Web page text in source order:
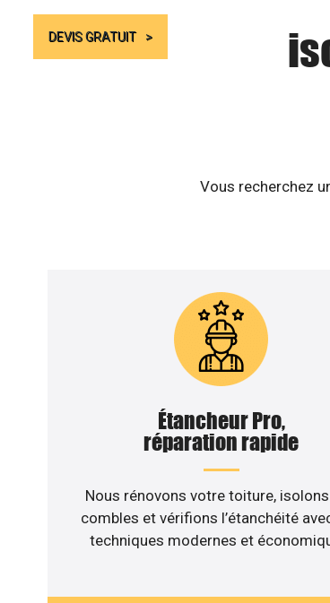
DEVIS GRATUIT
Vous recherchez
Étancheur Pro,
réparation rapide
Nous rénovons votre toiture,
combles et vérifions l’étanchéité
techniques modernes et